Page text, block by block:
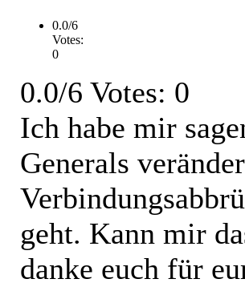
0.0/6
Votes:
0
0.0/6 Votes: 0
Ich habe mir
Generals
geht. Kann mir
danke euch für